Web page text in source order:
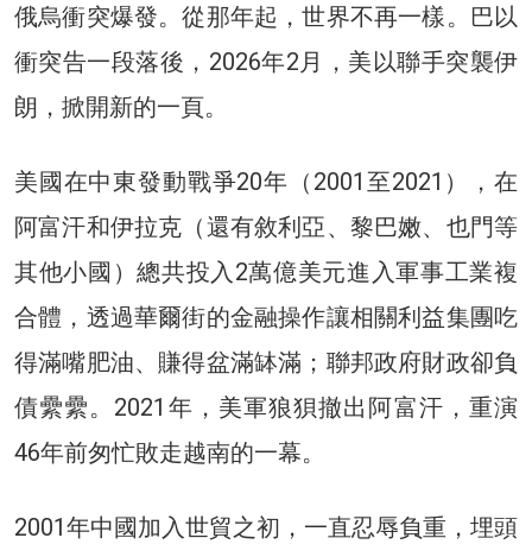
俄烏衝突爆發。從那年起，世界不再一樣。巴以
衝突告一段落後，2026年2月，美以聯手突襲伊
朗，掀開新的一頁。
美國在中東發動戰爭20年（2001至2021），在
阿富汗和伊拉克（還有敘利亞、黎巴嫩、也門等
其他小國）總共投入2萬億美元進入軍事工業複
合體，透過華爾街的金融操作讓相關利益集團吃
得滿嘴肥油、賺得盆滿缽滿；聯邦政府財政卻負
債纍纍。2021年，美軍狼狽撤出阿富汗，重演
46年前匆忙敗走越南的一幕。
2001年中國加入世貿之初，一直忍辱負重，埋頭